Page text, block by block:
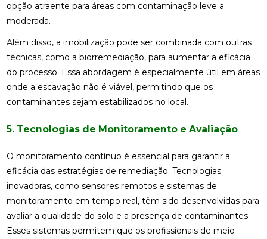
opção atraente para áreas com contaminação leve a
moderada.
Além disso, a imobilização pode ser combinada com outras
técnicas, como a biorremediação, para aumentar a eficácia
do processo. Essa abordagem é especialmente útil em áreas
onde a escavação não é viável, permitindo que os
contaminantes sejam estabilizados no local.
5. Tecnologias de Monitoramento e Avaliação
O monitoramento contínuo é essencial para garantir a
eficácia das estratégias de remediação. Tecnologias
inovadoras, como sensores remotos e sistemas de
monitoramento em tempo real, têm sido desenvolvidas para
avaliar a qualidade do solo e a presença de contaminantes.
Esses sistemas permitem que os profissionais de meio